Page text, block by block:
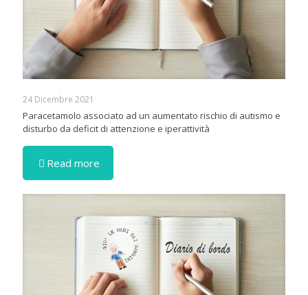
24 Dicembre 2021
Paracetamolo associato ad un aumentato rischio di autismo e
disturbo da deficit di attenzione e iperattività
Read more